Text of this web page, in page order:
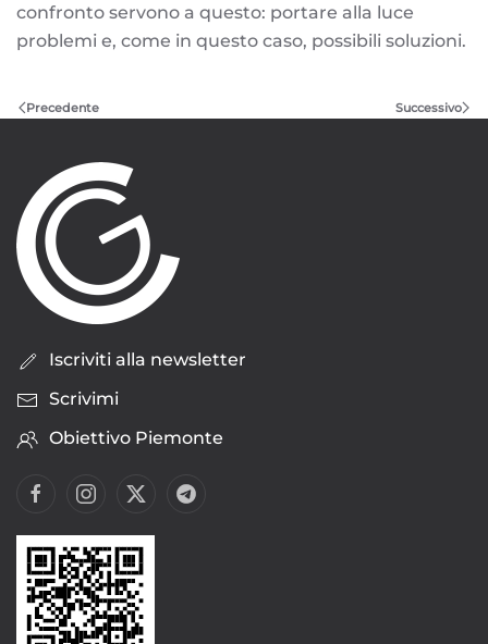
confronto servono a questo: portare alla luce
problemi e, come in questo caso, possibili soluzioni.
Precedente Successivo
Iscriviti alla newsletter
Scrivimi
Obiettivo Piemonte